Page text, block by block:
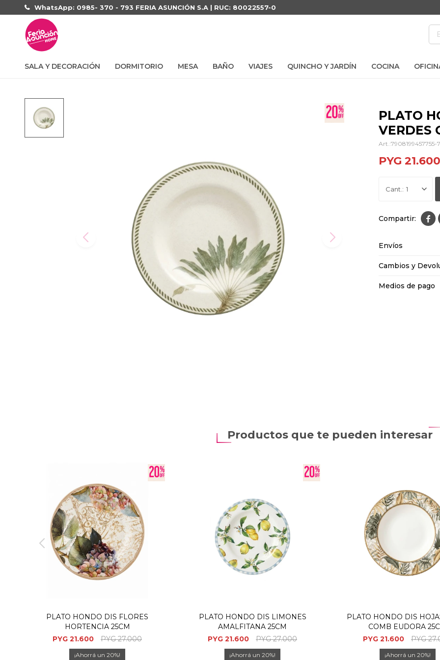
SALA Y DECORACIÓN DORMITORIO MESA BAÑO VIAJES QUINCHO Y JARDÍN COCINA
WhatsApp: 0985- 370 - 793 FERIA ASUNCIÓN S.A | RUC: 80022557-0
PLATO
VERDES
7908199457755-
PYG
1

Envíos
Cambios y
Medios de pago
Productos que te pueden interesar
PLATO HONDO DIS FLORES
HORTENCIA 25CM
PYG 21.600 PYG 27.000
20
PLATO HONDO DIS LIMONES
AMALFITANA 25CM
PYG 21.600 PYG 27.000
20
PLATO HONDO DIS
COMB EUDORA
PYG 21.600 PYG
20